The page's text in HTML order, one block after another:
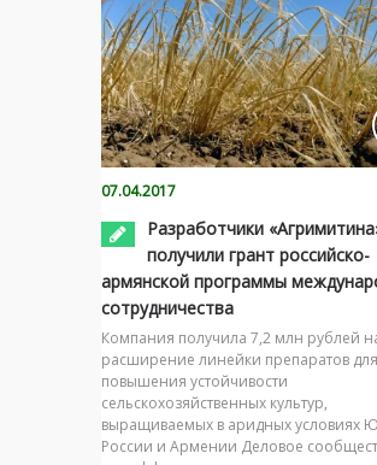
07.04.2017
Разработчики
получили грант российско-
армянской программы
сотрудничества
Компания получила 7,2 млн рублей
расширение линейки препаратов для
повышения устойчивости
сельскохозяйственных культур,
выращиваемых в аридных условиях
России и Армении Деловое